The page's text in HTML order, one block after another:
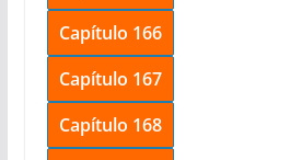
Capítulo 166
Capítulo 167
Capítulo 168